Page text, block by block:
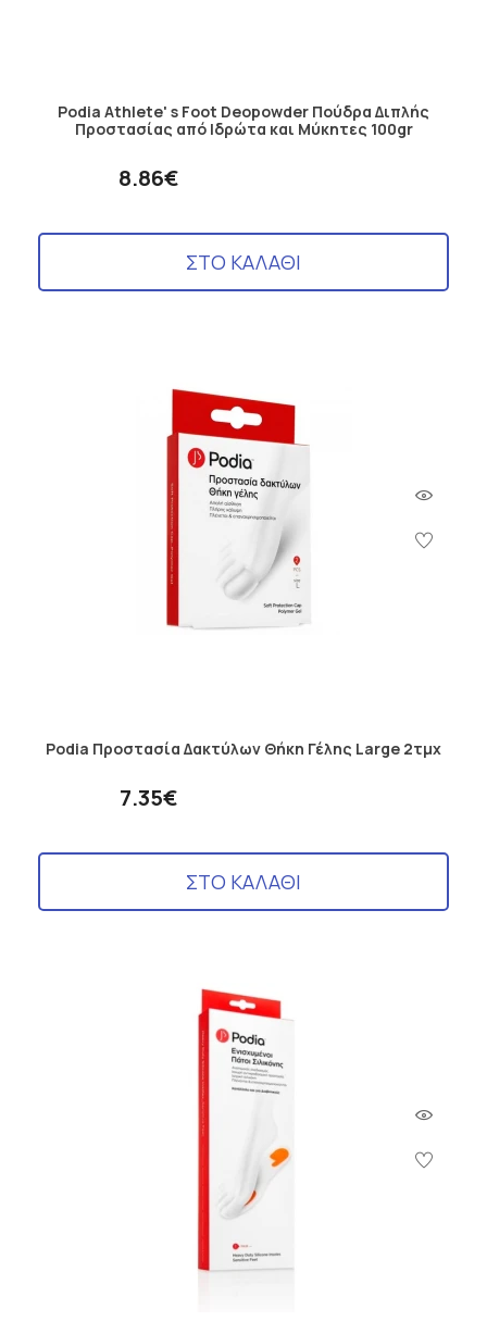
Podia Athlete' s Foot Deopowder Πούδρα Διπλής
Προστασίας από Ιδρώτα και Μύκητες 100gr
8.86€
ΣΤΟ ΚΑΛΑΘΙ
Podia Προστασία Δακτύλων Θήκη Γέλης Large 2τμχ
7.35€
ΣΤΟ ΚΑΛΑΘΙ